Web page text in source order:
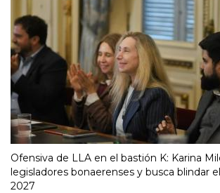
Ofensiva de LLA en el bastión K: Karina
legisladores bonaerenses y busca blindar
2027